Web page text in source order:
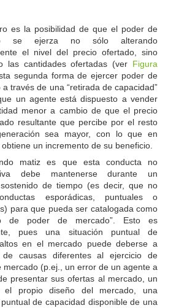
es la posibilidad de que el poder de
se ejerza no sólo alterando
el nivel del precio ofertado, sino
las cantidades ofertadas (ver
Figura
segunda forma de ejercer poder de
a través de una “retirada de capacidad”
un agente está dispuesto a vender
menor a cambio de que el precio
resultante que percibe por el resto
sea mayor, con lo que en
un incremento de su beneficio.
matiz es que esta conducta no
debe mantenerse durante un
de tiempo (es decir, que no
esporádicas, puntuales o
para que pueda ser catalogada como
de poder de mercado”. Esto es
pues una situación puntual de
en el mercado puede deberse a
de causas diferentes al ejercicio de
mercado (p.ej., un error de un agente a
presentar sus ofertas al mercado, un
propio diseño del mercado, una
de capacidad disponible de una